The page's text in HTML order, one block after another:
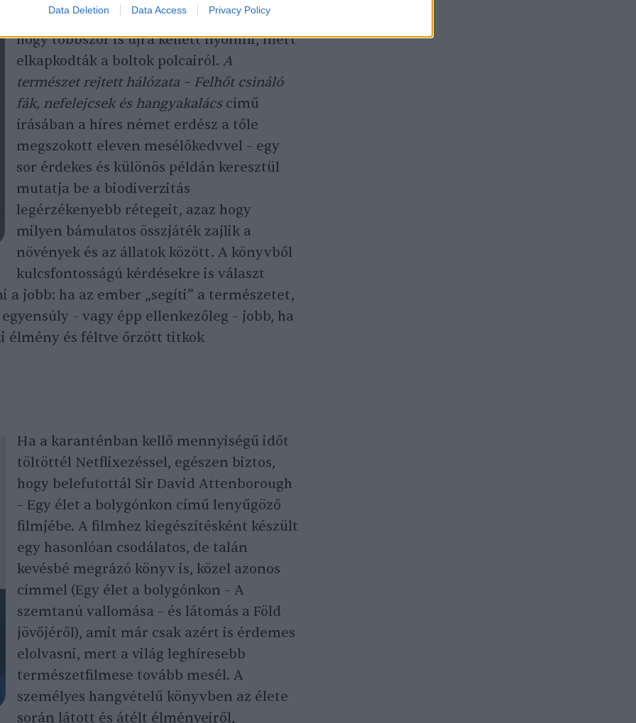
Data Deletion Data Access Privacy Policy
könyve akkorát ment az előző években,
hogy többször is újra kellett nyomni, mert
elkapkodták a boltok polcairól. A
természet rejtett hálózata – Felhőt csináló
fák, nefelejcsek és hangyakalácscímű
írásában a híres német erdész a tőle
megszokott eleven mesélőkedvvel – egy
sor érdekes és különös példán keresztül
mutatja be a biodiverzitás
legérzékenyebb rétegeit, azaz hogy
milyen bámulatos összjáték zajlik a
növények és az állatok között. A könyvből
kulcsfontosságú kérdésekre is választ
a jobb: ha az ember „segíti” a természetet,
– vagy épp ellenkezőleg – jobb, ha
élmény és féltve őrzött titkok
Ha a karanténban kellő mennyiségű időt
töltöttél Netflixezéssel, egészen biztos,
hogy belefutottál Sir David Attenborough
– Egy élet a bolygónkon című lenyűgöző
filmjébe. A filmhez kiegészítésként készült
egy hasonlóan csodálatos, de talán
kevésbé megrázó könyv is, közel azonos
címmel (Egy élet a bolygónkon – A
szemtanú vallomása – és látomás a Föld
jövőjéről), amit már csak azért is érdemes
elolvasni, mert a világ leghíresebb
természetfilmese tovább mesél. A
személyes hangvételű könyvben az élete
során látott és átélt élményeiről,